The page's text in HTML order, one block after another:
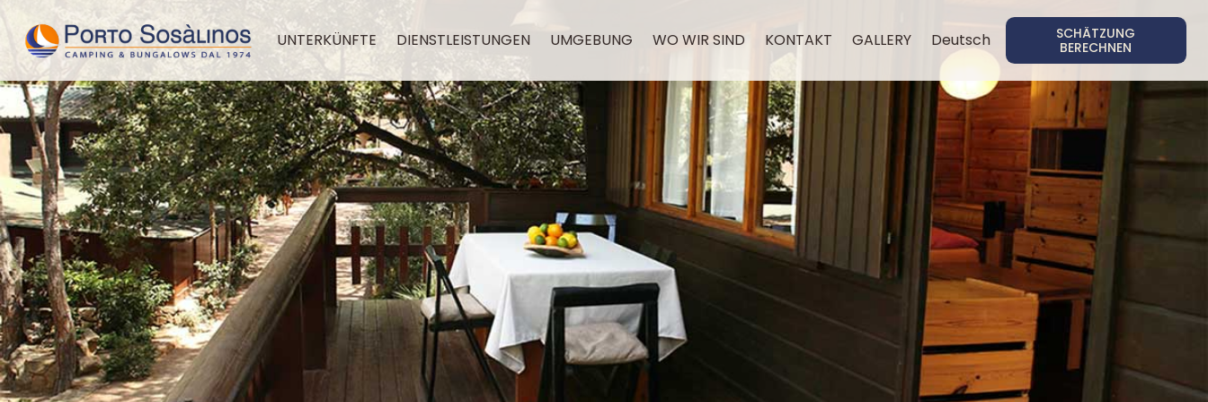
UNTERKÜNFTE DIENSTLEISTUNGEN UMGEBUNG WO WIR SIND KONTAKT GALLERY Deutsch
SCHÄTZUNG
BERECHNEN